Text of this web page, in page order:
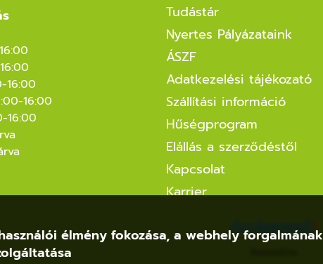
16:00
16:00
16:00
Tudástár
Nyertes Pályázataink
ÁSZF
Adatkezelési tájékozató
Szállítási információ
Hűségprogram
Elállás a szerződéstől
Kapcsolat
Karrier
élmény fokozása, a webhely forgalmának